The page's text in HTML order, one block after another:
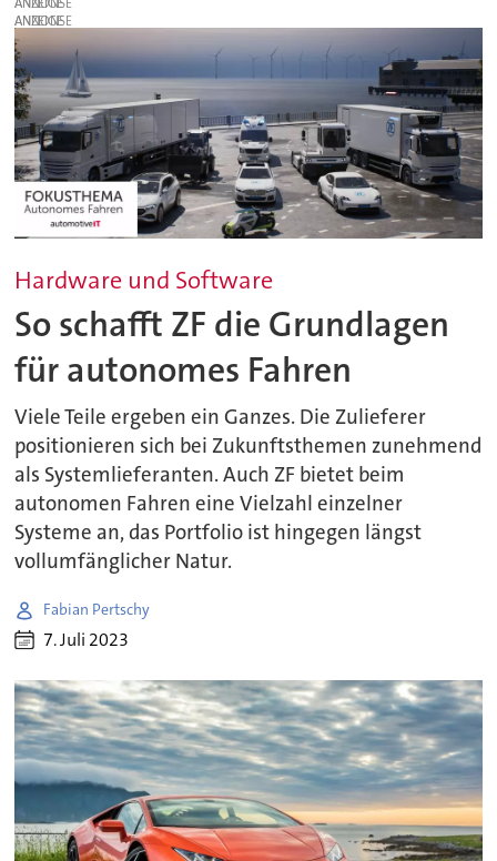
ANZEIGE
Hardware und Software
So schafft ZF die Grundlagen
für autonomes Fahren
Viele Teile ergeben ein Ganzes. Die Zulieferer
positionieren sich bei Zukunftsthemen zunehmend
als Systemlieferanten. Auch ZF bietet beim
autonomen Fahren eine Vielzahl einzelner
Systeme an, das Portfolio ist hingegen längst
vollumfänglicher Natur.
Fabian Pertschy
7. Juli 2023